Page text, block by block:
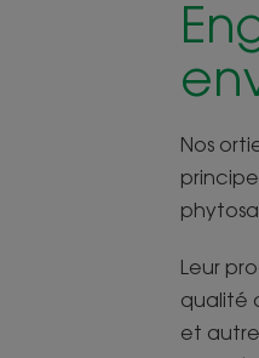
Nos
Leur
qualité
et